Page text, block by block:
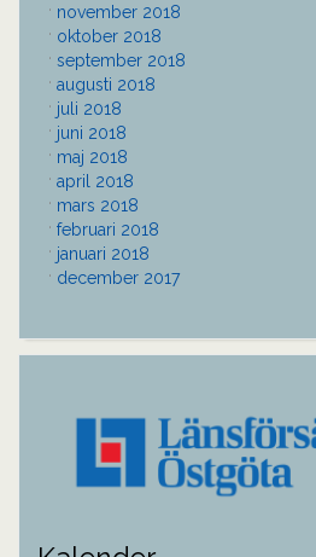
november 2018
oktober 2018
september 2018
augusti 2018
juli 2018
juni 2018
maj 2018
april 2018
mars 2018
februari 2018
januari 2018
december 2017